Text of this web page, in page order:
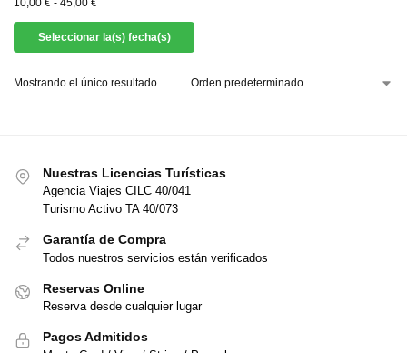
Seleccionar la(s) fecha(s)
Mostrando el único resultado
Nuestras Licencias Turísticas
Agencia Viajes CILC 40/041
Turismo Activo TA 40/073
Garantía de Compra
Todos nuestros servicios están verificados
Reservas Online
Reserva desde cualquier lugar
Pagos Admitidos